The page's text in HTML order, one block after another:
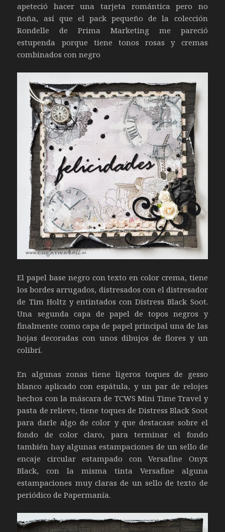
apeteció hacer una tarjeta romántica pero no
ñoña, así que el pack pequeño de la colección
Rondelle de Prima Marketing me pareció
estupenda porque tiene tonos rosas y cremas
combinados con negro
El papel base negro con texto en color crema, tiene
los bordes arrugados, distresados con el distresador
de Tim Holtz y entintados con Distress Black Soot.
Una segunda capa de papel de topos negros y
finalmente como capa de papel principal una de las
hojas decoradas con unos dibujos de flores y un
colibrí.
En algunas zonas tiene ligeros toques de gesso
blanco aplicado con espátula, y un par de relojes
hechos con la máscara de TCWS Mini Time Travel y
pasta de relieve, tiene toques de Distress Black Soot
para darle algo de color y que destacase sobre el
fondo de color claro, para terminar el fondo
también hay algunas estampaciones de un sello de
encaje circular estampado con Versafine Onyx
Black, con la misma tinta Versafine alguna
estampaciones muy claras de un sello de texto de
periódico de Papermanía.